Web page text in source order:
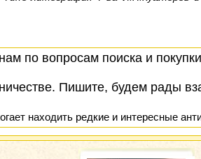
по вопросам поиска и покупки
Пишите, будем рады
находить редкие и интересные